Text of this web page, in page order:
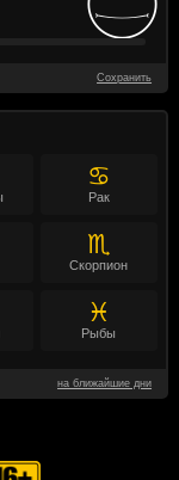
Сохранить
♋
Рак
♏
Скорпион
♓
Рыбы
на ближайшие дни